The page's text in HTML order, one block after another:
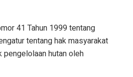
41 Tahun 1999 tentang
tentang hak masyarakat
pengelolaan hutan oleh